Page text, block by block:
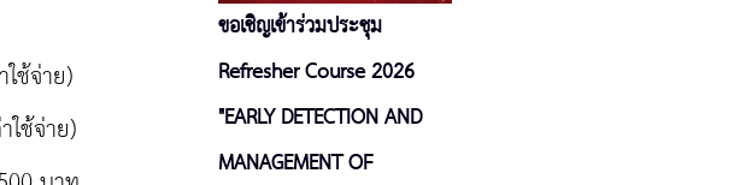
ช้จ่าย)
ช้จ่าย)
ขอเชิญเข้าร่วมประชุม
Refresher Course 2026
"EARLY DETECTION AND
MANAGEMENT OF